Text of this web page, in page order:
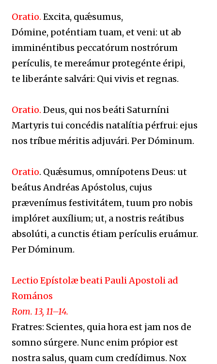
Oratio. Excita, quǽsumus,
Dómine, poténtiam tuam, et veni: ut ab
imminéntibus peccatórum nostrórum
perículis, te mereámur protegénte éripi,
te liberánte salvári: Qui vivis et regnas.
Oratio. Deus, qui nos beáti Saturníni
Martyris tui concédis natalítia pérfrui: ejus
nos tríbue méritis adjuvári. Per Dóminum.
Oratio. Quǽsumus, omnípotens Deus: ut
beátus Andréas Apóstolus, cujus
prævenímus festivitátem, tuum pro nobis
implóret auxílium; ut, a nostris reátibus
absolúti, a cunctis étiam perículis eruámur.
Per Dóminum.
Lectio Epístolæ beati Pauli Apostoli ad
Romános
Rom. 13, 11–14.
Fratres: Scientes, quia hora est jam nos de
somno súrgere. Nunc enim própior est
nostra salus, quam cum credídimus. Nox